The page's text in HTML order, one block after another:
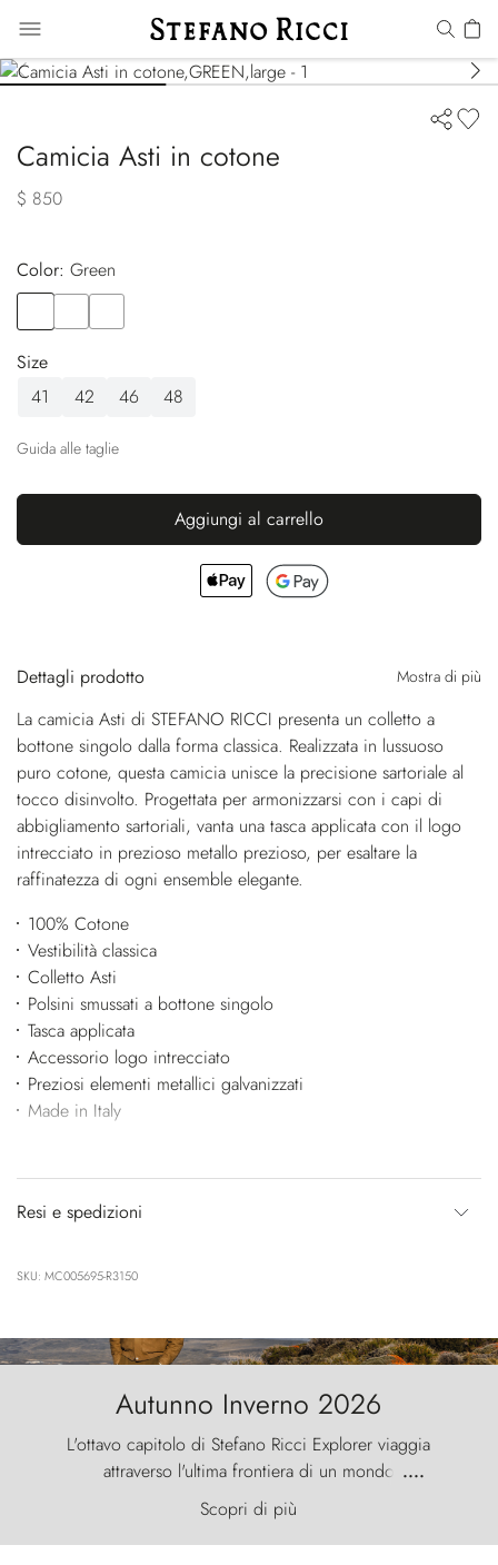
Camicia Asti in cotone
$ 850
Color:
green
Size
41
42 46 48
Guida alle taglie
Aggiungi al carrello
Dettagli prodotto Mostra di più
La camicia Asti di STEFANO RICCI presenta un colletto a
bottone singolo dalla forma classica. Realizzata in lussuoso
puro cotone, questa camicia unisce la precisione sartoriale al
tocco disinvolto. Progettata per armonizzarsi con i capi di
abbigliamento sartoriali, vanta una tasca applicata con il logo
intrecciato in prezioso metallo prezioso, per esaltare la
raffinatezza di ogni ensemble elegante.
100% Cotone
Vestibilità classica
Colletto Asti
Polsini smussati a bottone singolo
Tasca applicata
Accessorio logo intrecciato
Preziosi elementi metallici galvanizzati
Made in Italy
Resi e spedizioni
SKU: MC005695-R3150
Autunno Inverno 2026
L'ottavo capitolo di Stefano Ricci Explorer viaggia
attraverso l'ultima frontiera di un mondo
primordiale, dove il vento scolpisce la natura con
furia ancestrale e le Torres del Paine sfidano il
cielo come sentinelle di pietra.
....
Scopri di più